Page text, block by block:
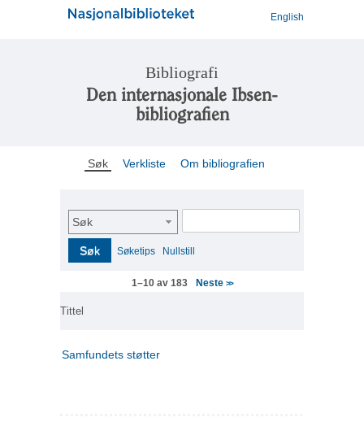
English
Bibliografi
Den internasjonale Ibsen-
bibliografien
Søk Verkliste Om bibliografien
Søk
Søk Søketips Nullstill
1–10 av 183 Neste >>
Tittel
Samfundets støtter